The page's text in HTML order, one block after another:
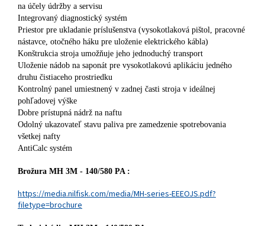
na účely údržby a servisu
Integrovaný diagnostický systém
Priestor pre ukladanie príslušenstva (vysokotlaková pištol, pracovné
nástavce, otočného háku pre uloženie elektrického kábla)
Konštrukcia stroja umožňuje jeho jednoduchý transport
Uloženie nádob na saponát pre vysokotlakovú aplikáciu jedného
druhu čistiaceho prostriedku
Kontrolný panel umiestnený v zadnej časti stroja v ideálnej
pohľadovej výške
Dobre prístupná nádrž na naftu
Odolný ukazovateľ stavu paliva pre zamedzenie spotrebovania
všetkej nafty
AntiCalc systém
Brožura MH 3M - 140/580 PA :
https://media.nilfisk.com/media/MH-series-EEEOJS.pdf?
filetype=brochure